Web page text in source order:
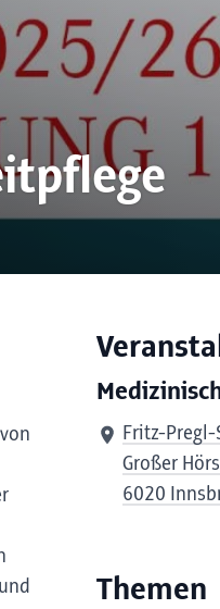
Fritz-Pregl-
Großer
6020
Themen